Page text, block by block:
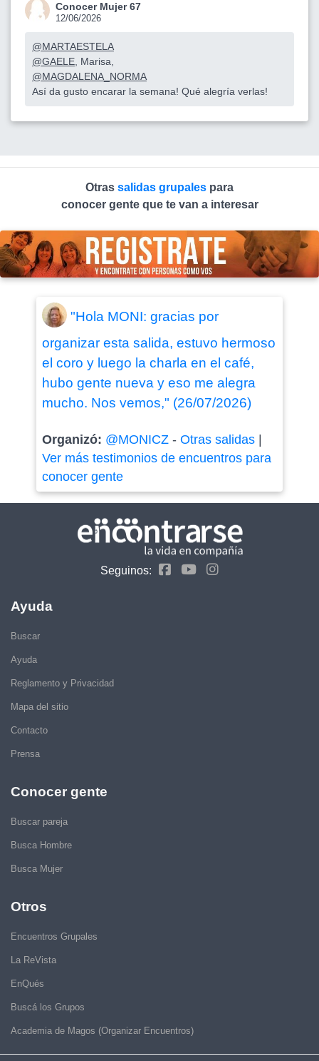
Conocer Mujer 67
12/06/2026
@MARTAESTELA
@GAELE , Marisa,
@MAGDALENA_NORMA
Así da gusto encarar la semana! Qué alegría verlas!
Otras salidas grupales para
conocer gente que te van a interesar
"Hola MONI: gracias por
organizar esta salida, estuvo hermoso
el coro y luego la charla en el café,
hubo gente nueva y eso me alegra
mucho. Nos vemos," (26/07/2026)
Organizó: @MONICZ- Otras salidas|
Ver más testimonios de encuentros para
conocer gente
Seguinos:
Ayuda
Buscar
Ayuda
Reglamento y Privacidad
Mapa del sitio
Contacto
Prensa
Conocer gente
Buscar pareja
Busca Hombre
Busca Mujer
Otros
Encuentros Grupales
La ReVista
EnQués
Buscá los Grupos
Academia de Magos (Organizar Encuentros)